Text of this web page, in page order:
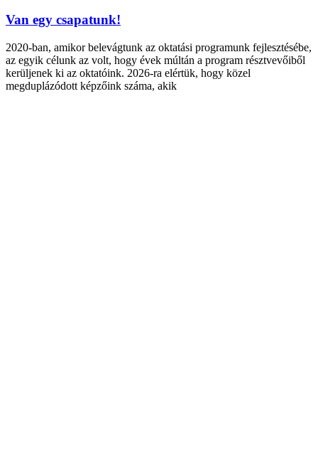
Van egy csapatunk!
2020-ban, amikor belevágtunk az oktatási programunk fejlesztésébe,
az egyik célunk az volt, hogy évek múltán a program résztvevőiből
kerüljenek ki az oktatóink. 2026-ra elértük, hogy közel
megduplázódott képzőink száma, akik